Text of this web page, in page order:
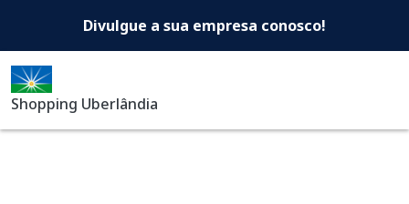
Shopping Uberlândia -
Divulgue a sua empresa conosco!
Shopping Uberlândia